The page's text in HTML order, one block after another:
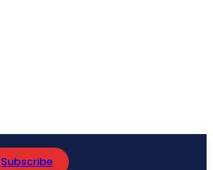
Subscribe